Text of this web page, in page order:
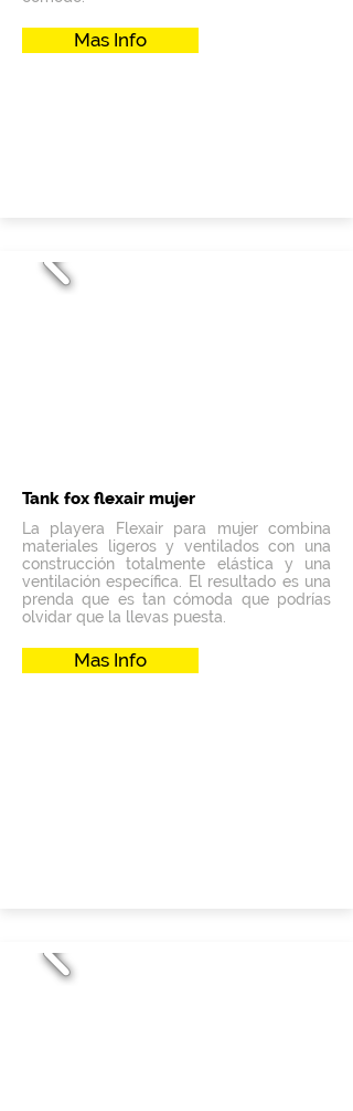
Mas Info
Tank fox flexair mujer
La playera Flexair para mujer combina
materiales ligeros y ventilados con una
construcción totalmente elástica y una
ventilación específica. El resultado es una
prenda que es tan cómoda que podrías
olvidar que la llevas puesta.
Mas Info